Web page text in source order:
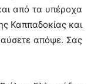
από τα υπέροχα
Καππαδοκίας και
απόψε. Σας